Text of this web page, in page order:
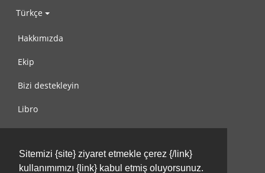
Sitemizi {site} ziyaret etmekle çerez {/link}
kullanımımızı {link} kabul etmiş oluyorsunuz.
Türkçe
Hakkımızda
Ekip
Bizi destekleyin
Libro
Kullanım Koşulları